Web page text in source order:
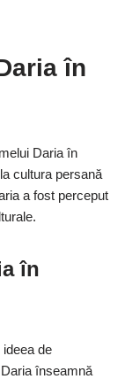
în
Daria în
cultura persană
a fost perceput
în
de
înseamnă